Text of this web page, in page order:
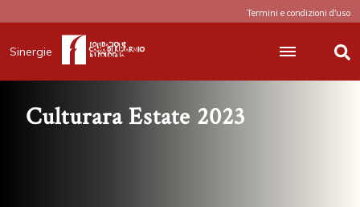
Termini e condizioni d'uso
Sinergie
Culturara Estate 2023